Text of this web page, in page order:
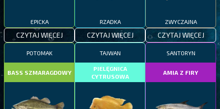
EPICKA
CZYTAJ WIĘCEJ
RZADKA
CZYTAJ WIĘCEJ
ZWYCZAJNA
CZYTAJ WIĘCEJ
POTOMAK
BASS SZMARAGDOWY
TAJWAN
PIELĘGNICA
CYTRUSOWA
SANTORYN
AMIA Z FIRY